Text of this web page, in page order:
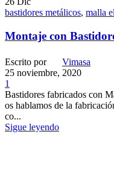
bastidores metálicos, malla
Montaje con
Escrito por
Vimasa
25 noviembre, 2020
1
Bastidores fabricados con
os hablamos de la
co...
Sigue leyendo